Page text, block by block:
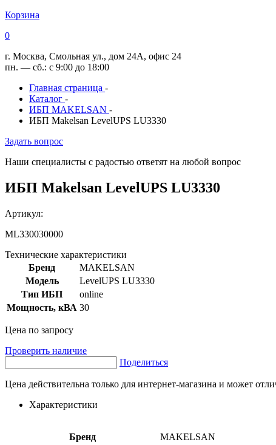
Корзина
0
г. Москва, Смольная ул., дом 24А, офис 24
пн. — сб.: с 9:00 до 18:00
Главная страница -
Каталог -
ИБП MAKELSAN -
ИБП Makelsan LevelUPS LU3330
Задать вопрос
Наши специалисты с радостью ответят на любой вопрос
ИБП Makelsan LevelUPS LU3330
Артикул:
ML330030000
Технические характеристики
Бренд
MAKELSAN
Модель
LevelUPS LU3330
Тип ИБП
online
Мощность, кВА 30
Цена по запросу
Проверить наличие
Поделиться
Цена действительна только для интернет-магазина и может
Характеристики
Бренд MAKELSAN